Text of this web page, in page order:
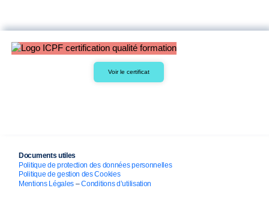
Voir le certificat
Documents utiles
Politique de protection des données personnelles
Politique de gestion des Cookies
Mentions Légales –Conditions d’utilisation